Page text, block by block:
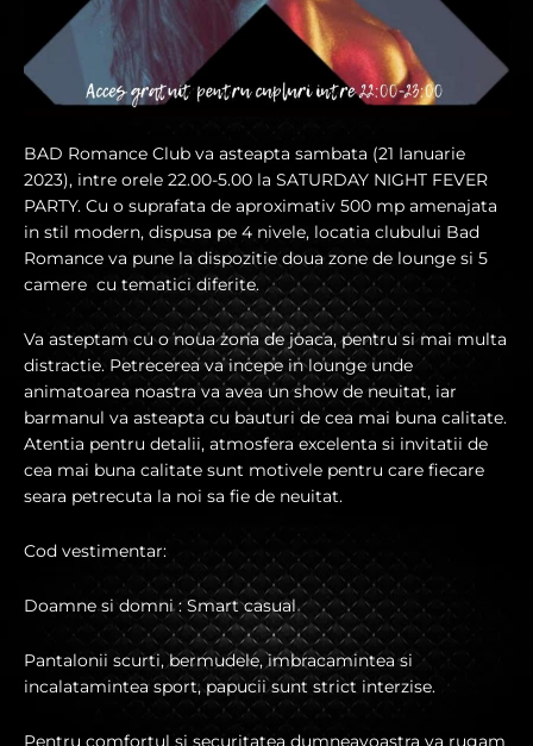
BAD Romance Club va asteapta sambata (21 Ianuarie
2023), intre orele 22.00-5.00 la SATURDAY NIGHT FEVER
PARTY. Cu o suprafata de aproximativ 500 mp amenajata
in stil modern, dispusa pe 4 nivele, locatia clubului Bad
Romance va pune la dispozitie doua zone de lounge si 5
camere cu tematici diferite.
Va asteptam cu o noua zona de joaca, pentru si mai multa
distractie. Petrecerea va incepe in lounge unde
animatoarea noastra va avea un show de neuitat, iar
barmanul va asteapta cu bauturi de cea mai buna calitate.
Atentia pentru detalii, atmosfera excelenta si invitatii de
cea mai buna calitate sunt motivele pentru care fiecare
seara petrecuta la noi sa fie de neuitat.
Cod vestimentar:
Doamne si domni : Smart casual
Pantalonii scurti, bermudele, imbracamintea si
incalatamintea sport, papucii sunt strict interzise.
Pentru comfortul si securitatea dumneavoastra va rugam